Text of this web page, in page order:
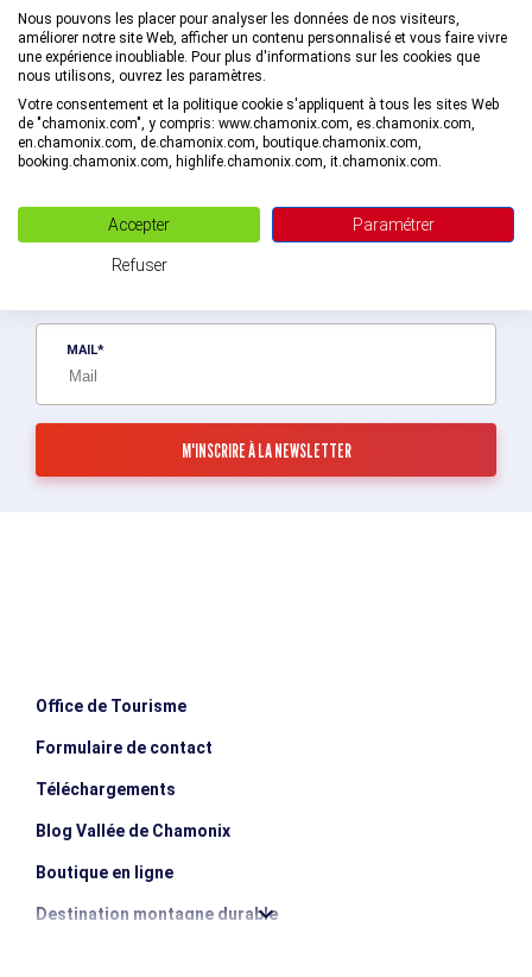
Les informations recueillies à partir de ce formulaire sont
transmises au service interne de l’Office de Tourisme de la
Vallée de Chamonix-Mont-Blanc qui va prendre en charge
votre demande.
En savoir plus sur la gestion de vos données et vos droits.
Recevez des bons plans personnalisés !
Soyez le premier informé ! Découvrez les nouveautés de la vallée en
exlusivité en vous abonnant à la newsletter de la destination Vallée
MAIL
Office de Tourisme
Formulaire de contact
Téléchargements
Blog Vallée de Chamonix
Boutique en ligne
Destination montagne durable
Nous pouvons les placer pour analyser les données de nos visiteurs,
améliorer notre site Web, afficher un contenu personnalisé et vous faire vivre
une expérience inoubliable. Pour plus d'informations sur les cookies que
nous utilisons, ouvrez les paramètres.
Votre consentement et la politique cookie s'appliquent à tous les sites Web
de "chamonix.com", y compris: www.chamonix.com, es.chamonix.com,
en.chamonix.com, de.chamonix.com, boutique.chamonix.com,
booking.chamonix.com, highlife.chamonix.com, it.chamonix.com.
Accepter Paramétrer
Refuser